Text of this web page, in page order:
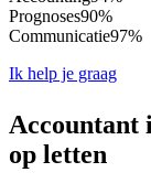
Prognoses90%
Communicatie97%
Ik help je graag
Accountant
op letten